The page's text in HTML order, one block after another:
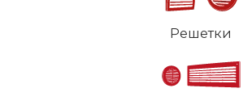
Решетки